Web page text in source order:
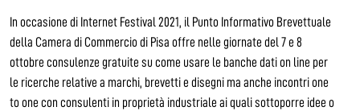
In occasione di Internet Festival 2021, il Punto Informativo Brevettuale
della Camera di Commercio di Pisa offre nelle giornate del 7 e 8
ottobre consulenze gratuite su come usare le banche dati on line per
le ricerche relative a marchi, brevetti e disegni ma anche incontri one
to one con consulenti in proprietà industriale ai quali sottoporre idee o